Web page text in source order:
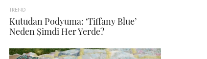
TREND
Kutudan Podyuma: ‘Tiffany Blue’
Neden Şimdi Her Yerde?